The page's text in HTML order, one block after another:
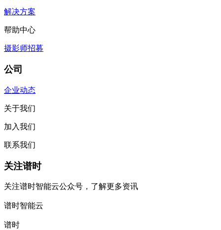
解决方案
帮助中心
摄影师招募
公司
企业动态
关于我们
加入我们
联系我们
关注谱时
关注谱时智能云公众号，了解更多资讯
谱时智能云
谱时